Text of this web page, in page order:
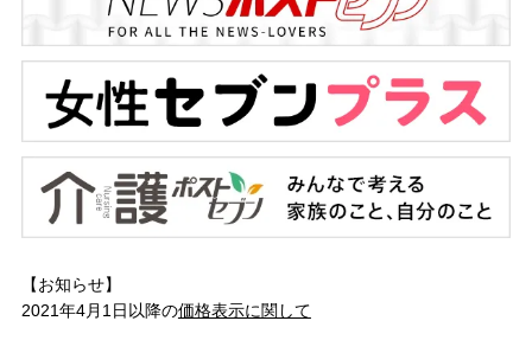
【お知らせ】
2021年4月1日以降の価格表示に関して